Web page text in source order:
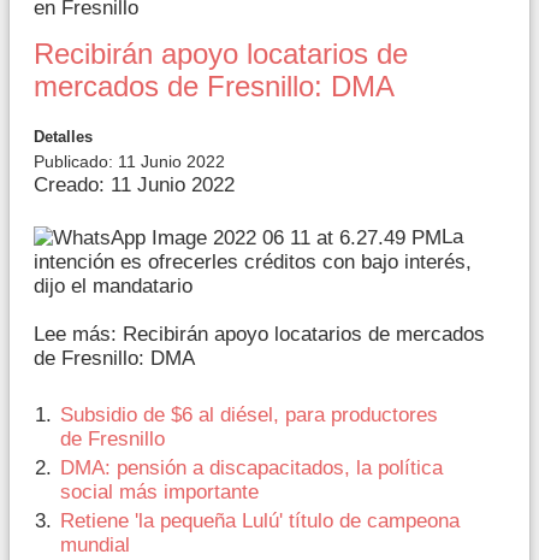
en Fresnillo
Recibirán apoyo locatarios de
mercados de Fresnillo: DMA
Detalles
Publicado: 11 Junio 2022
Creado: 11 Junio 2022
La
intención es ofrecerles créditos con bajo interés,
dijo el mandatario
Lee más: Recibirán apoyo locatarios de mercados
de Fresnillo: DMA
Subsidio de $6 al diésel, para productores
de Fresnillo
DMA: pensión a discapacitados, la política
social más importante
Retiene 'la pequeña Lulú' título de campeona
mundial